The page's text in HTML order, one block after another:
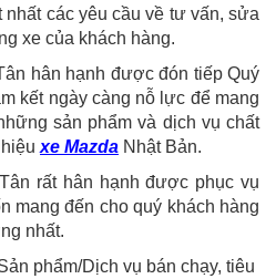
nhất các yêu cầu về tư vấn, sửa
xe của khách hàng.
hân hạnh được đón tiếp Quý
kết ngày càng nỗ lực để mang
sản phẩm và dịch vụ chất
xe Mazda Nhật Bản.
rất hân hạnh được phục vụ
mang đến cho quý khách hàng
nhất.
phẩm/Dịch vụ bán chạy, tiêu